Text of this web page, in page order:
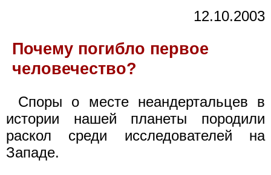
12.10.2003
Почему погибло первое
человечество?
Споры о месте неандертальцев в
истории нашей планеты породили
раскол среди исследователей на
Западе.